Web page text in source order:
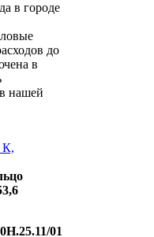
в городе
до
в
нашей
К,